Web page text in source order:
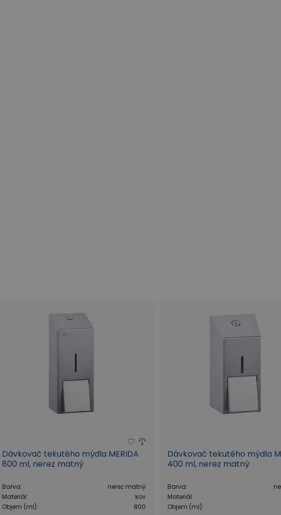
Dávkovač tekutého mýdla MERIDA
800 ml, nerez matný
Barva:
nerez matný
Materiál:
kov
Objem (ml): 800
Dávkovač tekutého mýdla
400 ml, nerez matný
Barva:
Materiál:
Objem (ml):